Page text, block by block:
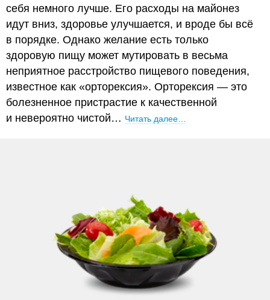
себя немного лучше. Его расходы на майонез
идут вниз, здоровье улучшается, и вроде бы всё
в порядке. Однако желание есть только
здоровую пищу может мутировать в весьма
неприятное расстройство пищевого поведения,
известное как «орторексия». Орторексия — это
болезненное пристрастие к качественной
и невероятно чистой… Читать далее…